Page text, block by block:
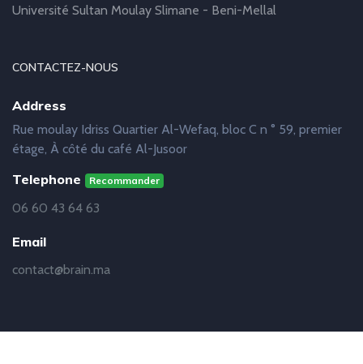
Université Sultan Moulay Slimane - Beni-Mellal
CONTACTEZ-NOUS
Address
Rue moulay Idriss Quartier Al-Wefaq, bloc C n ° 59, premier
étage, À côté du café Al-Jusoor
Telephone Recommander
06 60 43 64 63
Email
contact@brain.ma